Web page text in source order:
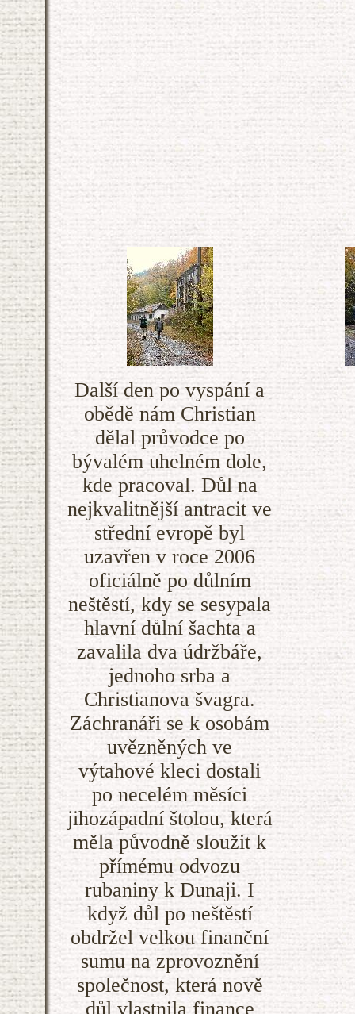
Další den po vyspání a
obědě nám Christian
dělal průvodce po
bývalém uhelném dole,
kde pracoval. Důl na
nejkvalitnější antracit ve
střední evropě byl
uzavřen v roce 2006
oficiálně po důlním
neštěstí, kdy se sesypala
hlavní důlní šachta a
zavalila dva údržbáře,
jednoho srba a
Christianova švagra.
Záchranáři se k osobám
uvězněných ve
výtahové kleci dostali
po necelém měsíci
jihozápadní štolou, která
měla původně sloužit k
přímému odvozu
rubaniny k Dunaji. I
když důl po neštěstí
obdržel velkou finanční
sumu na zprovoznění
společnost, která nově
důl vlastnila finance